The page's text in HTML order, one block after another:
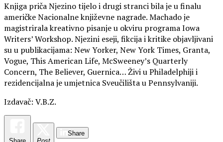
Knjiga priča Njezino tijelo i drugi stranci bila je u finalu
američke Nacionalne književne nagrade. Machado je
magistrirala kreativno pisanje u okviru programa Iowa
Writers’ Workshop. Njezini eseji, fikcija i kritike objavljivani
su u publikacijama: New Yorker, New York Times, Granta,
Vogue, This American Life, McSweeney’s Quarterly
Concern, The Believer, Guernica… Živi u Philadelphiji i
rezidencijalna je umjetnica Sveučilišta u Pennsylvaniji.
Izdavač: V.B.Z.
Share